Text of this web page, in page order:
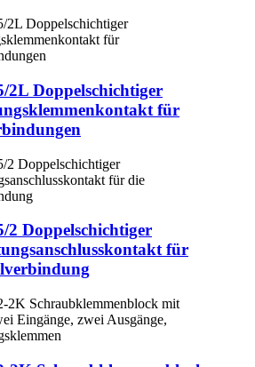
2L Doppelschichtiger
für
2 Doppelschichtiger
für